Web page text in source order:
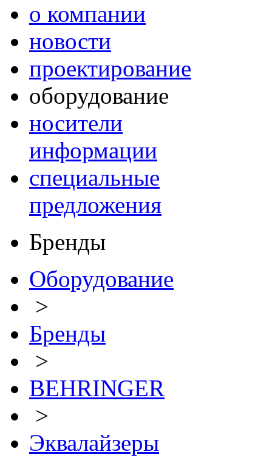
о компании
новости
проектирование
оборудование
носители
информации
специальные
предложения
Бренды
Оборудование
>
Бренды
>
BEHRINGER
>
Эквалайзеры